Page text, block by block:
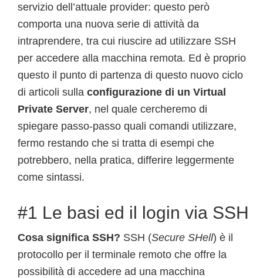
servizio dell’attuale provider: questo però
comporta una nuova serie di attività da
intraprendere, tra cui riuscire ad utilizzare SSH
per accedere alla macchina remota. Ed è proprio
questo il punto di partenza di questo nuovo ciclo
di articoli sulla configurazione di un Virtual
Private Server, nel quale cercheremo di
spiegare passo-passo quali comandi utilizzare,
fermo restando che si tratta di esempi che
potrebbero, nella pratica, differire leggermente
come sintassi.
#1 Le basi ed il login via SSH
Cosa significa SSH? SSH (Secure SHell) è il
protocollo per il terminale remoto che offre la
possibilità di accedere ad una macchina